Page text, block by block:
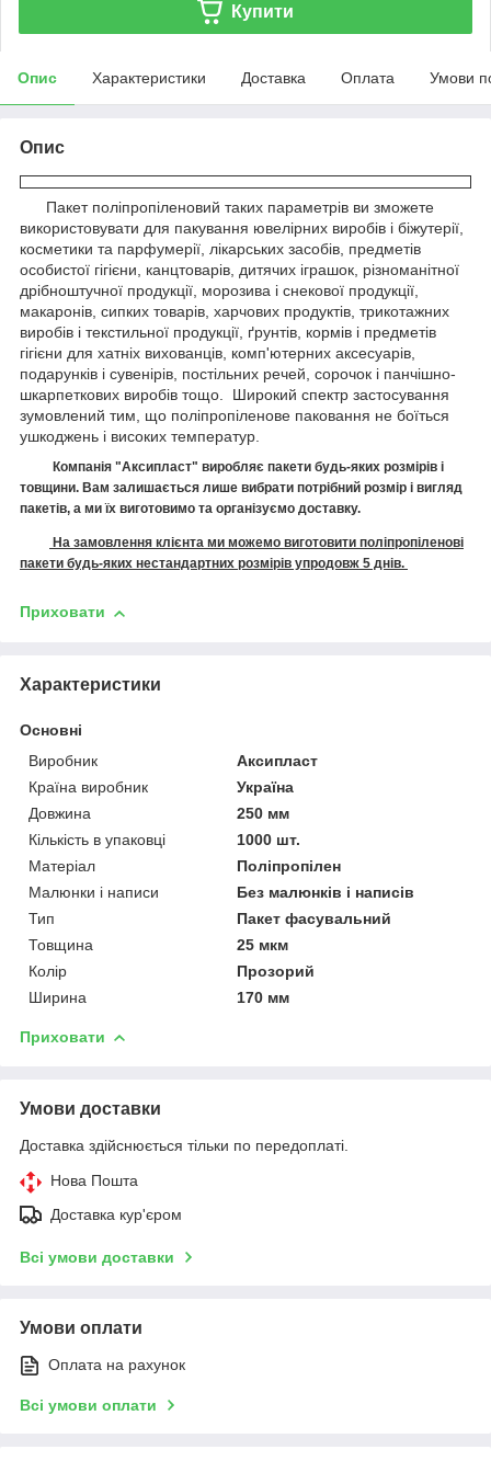
Купити
Опис Характеристики Доставка Оплата Умови
Опис
Пакет поліпропіленовий таких параметрів ви зможете
використовувати для пакування ювелірних виробів і біжутерії,
косметики та парфумерії, лікарських засобів, предметів
особистої гігієни, канцтоварів, дитячих іграшок, різноманітної
дрібноштучної продукції, морозива і снекової продукції,
макаронів, сипких товарів, харчових продуктів, трикотажних
виробів і текстильної продукції, ґрунтів, кормів і предметів
гігієни для хатніх вихованців, комп'ютерних аксесуарів,
подарунків і сувенірів, постільних речей, сорочок і панчішно-
шкарпеткових виробів тощо. Широкий спектр застосування
зумовлений тим, що поліпропіленове паковання не боїться
ушкоджень і високих температур.
Компанія "Аксипласт" виробляє пакети будь-яких розмірів і
товщини. Вам залишається лише вибрати потрібний розмір і вигляд
пакетів, а ми їх виготовимо та організуємо доставку.
На замовлення клієнта ми можемо виготовити поліпропіленові
пакети будь-яких нестандартних розмірів упродовж 5 днів.
Приховати
Характеристики
Основні
Виробник
Аксипласт
Країна виробник
Україна
Довжина
250 мм
Кількість в упаковці
1000 шт.
Матеріал
Поліпропілен
Малюнки і написи
Без малюнків і написів
Тип
Пакет фасувальний
Товщина
25 мкм
Колір
Прозорий
Ширина
170 мм
Приховати
Умови доставки
Доставка здійснюється тільки по передоплаті.
Нова Пошта
Доставка кур'єром
Всі умови доставки
Умови оплати
Оплата на рахунок
Всі умови оплати